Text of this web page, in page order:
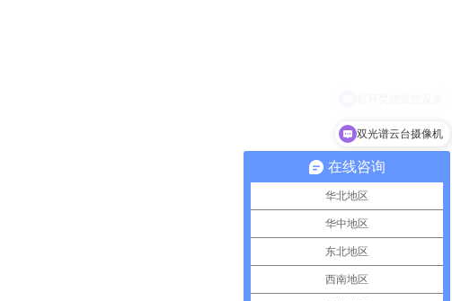
在线咨询
华北地区
华中地区
东北地区
西南地区
双光谱云台摄像机